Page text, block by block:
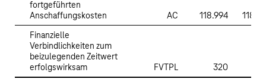
fortgeführten
Anschaffungskosten
AC 118.994
Finanzielle
Verbindlichkeiten zum
beizulegenden Zeitwert
erfolgswirksam
FVTPL 320